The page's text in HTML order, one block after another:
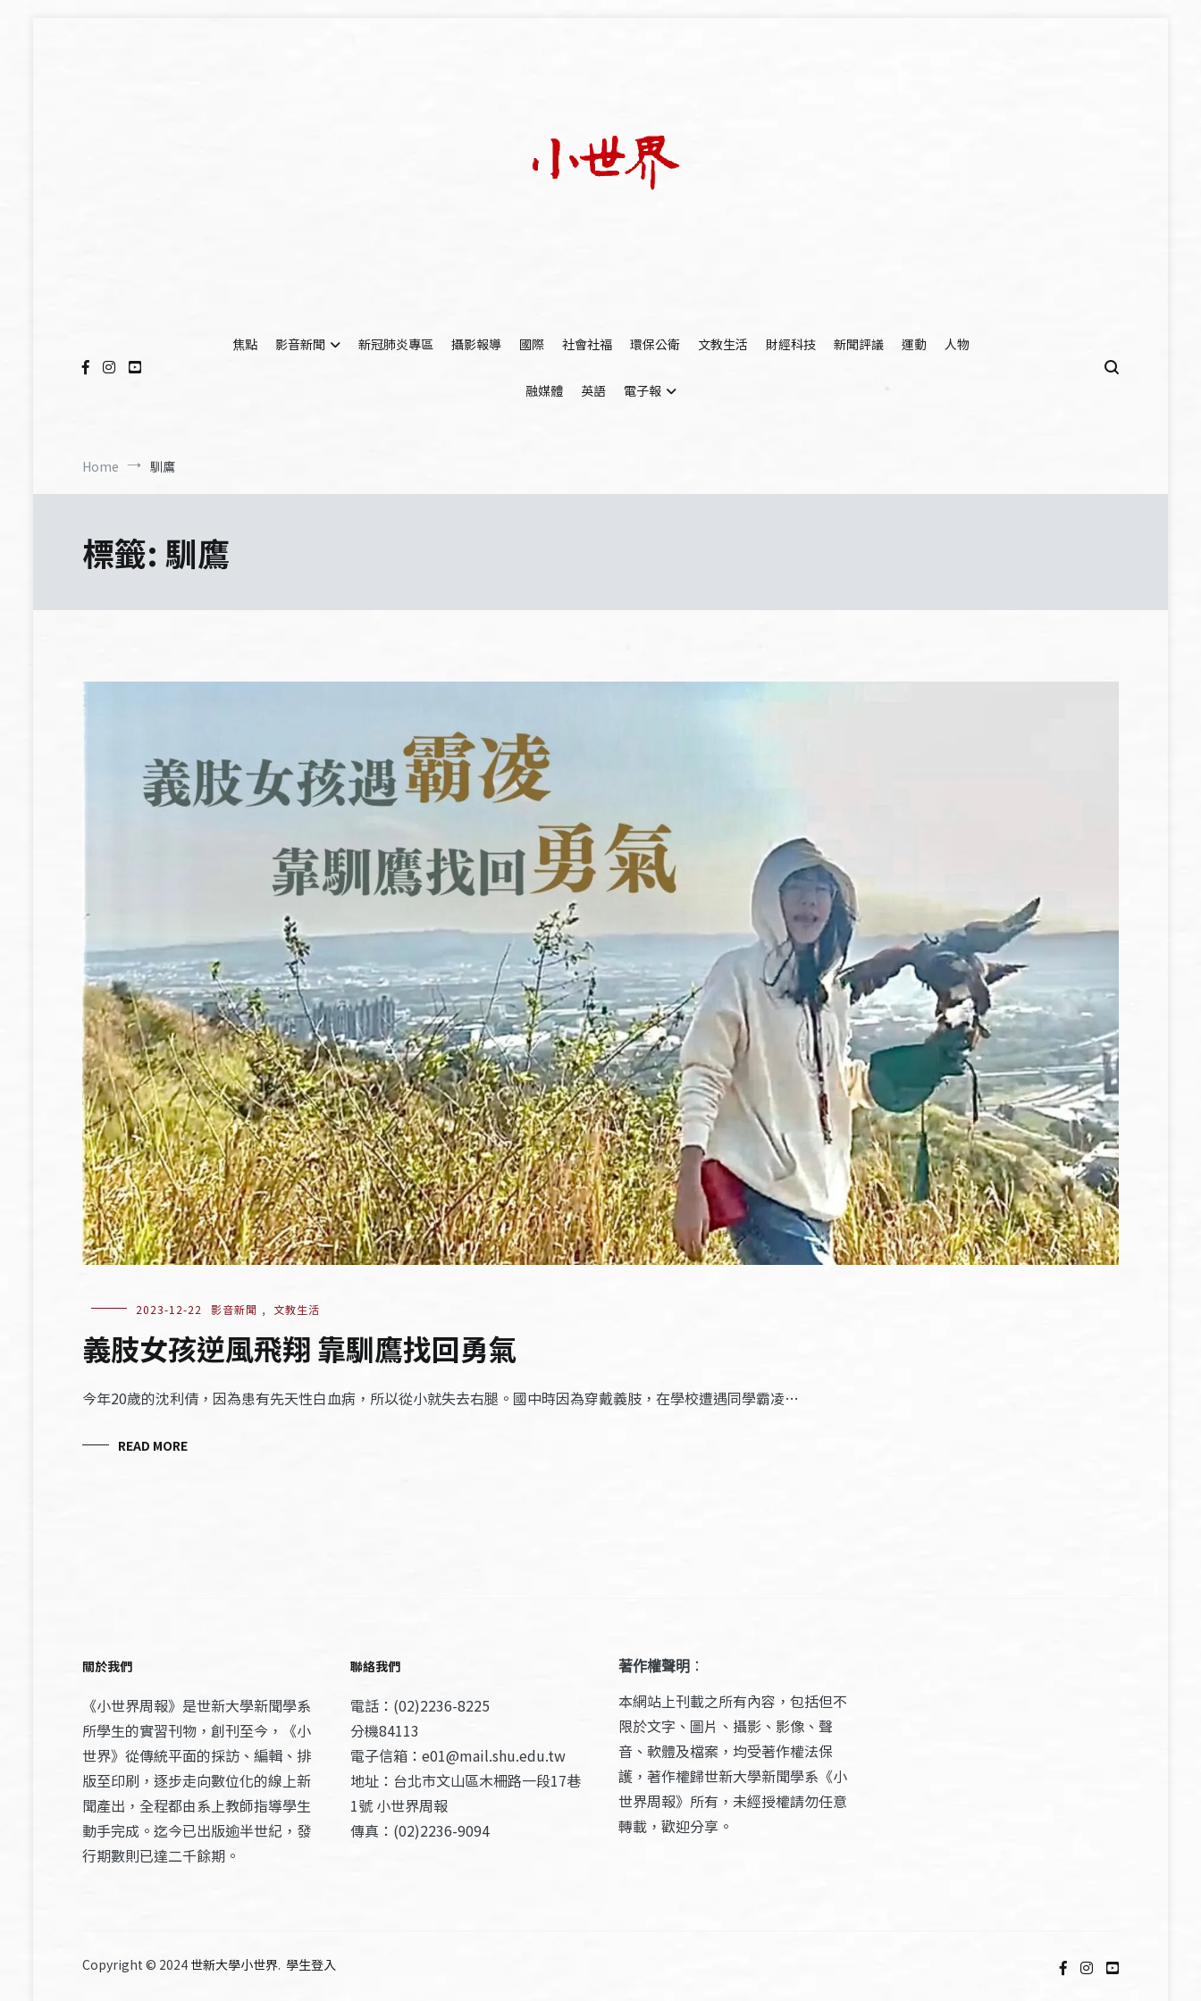
焦點
影音新聞 新冠肺炎專區 攝影報導 國際 社會社福 環保公衛 文教生活 財經科技 新聞評議 運動 人物
融媒體 英語 電子報
Home 馴鷹
標籤: 馴鷹
2023-12-22 影音新聞 , 文教生活
義肢女孩逆風飛翔 靠馴鷹找回勇氣
今年20歲的沈利倩，因為患有先天性白血病，所以從小就失去右腿。國中時因為穿戴義肢，在學校遭遇同學霸凌…
READ MORE
關於我們
《小世界周報》是世新大學新聞學系
所學生的實習刊物，創刊至今，《小
世界》從傳統平面的採訪、編輯、排
版至印刷，逐步走向數位化的線上新
聞產出，全程都由系上教師指導學生
動手完成。迄今已出版逾半世紀，發
行期數則已達二千餘期。
聯絡我們
電話：(02)2236-8225
分機84113
電子信箱：e01@mail.shu.edu.tw
地址：台北市文山區木柵路一段17巷
1號 小世界周報
傳真：(02)2236-9094
著作權聲明 ：
本網站上刊載之所有內容，包括但不
限於文字、圖片、攝影、影像、聲
音、軟體及檔案，均受著作權法保
護，著作權歸世新大學新聞學系《小
世界周報》所有，未經授權請勿任意
轉載，歡迎分享。
Copyright © 2024 世新大學小世界. 學生登入